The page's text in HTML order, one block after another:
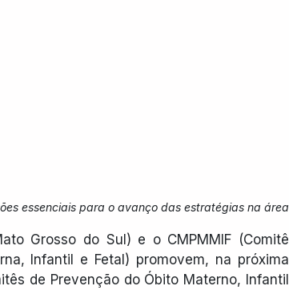
essenciais para o avanço das estratégias na área
Grosso do Sul) e o CMPMMIF (Comitê
Infantil e Fetal) promovem, na próxima
de Prevenção do Óbito Materno, Infantil